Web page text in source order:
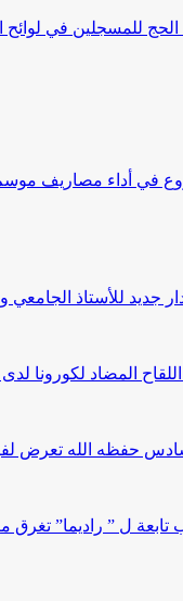
للمسجلين في لوائح
في أداء مصاريف موسم
جديد للأستاذ الجامعي
لكورونا لدى البالغين 60 سنة
حفظه الله تعرض لفيروس
تابعة ل ” راديما”